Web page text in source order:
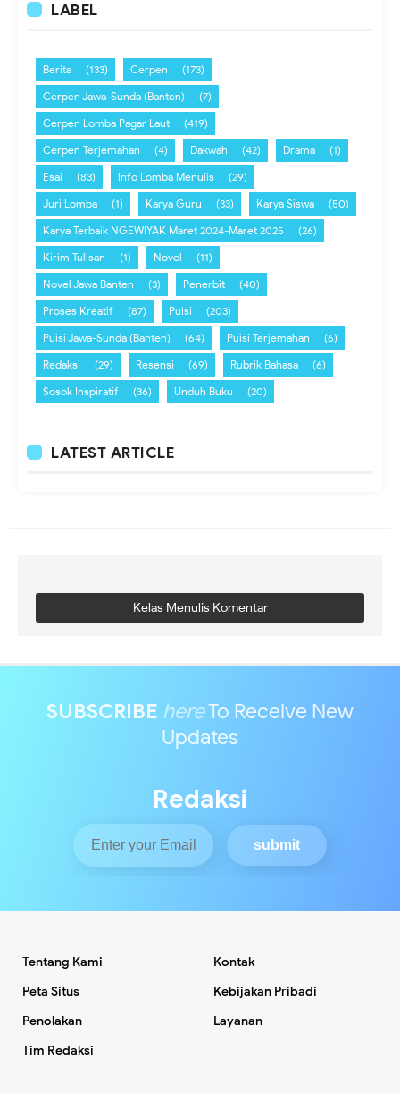
LABEL
Berita (133) Cerpen
(173)
Cerpen Jawa-Sunda (Banten)
(7)
Cerpen Lomba Pagar Laut
(419)
Cerpen Terjemahan
(4) Dakwah (42) Drama
(1)
Esai
(83) Info Lomba Menulis
(29)
Juri Lomba
(1) Karya Guru (33) Karya Siswa
(50)
Karya Terbaik NGEWIYAK Maret 2024-Maret 2025
(26)
Kirim Tulisan
(1) Novel
(11)
Novel Jawa Banten
(3) Penerbit
(40)
Proses Kreatif
(87) Puisi
(203)
Puisi Jawa-Sunda (Banten)
(64) Puisi Terjemahan
(6)
Redaksi
(29) Resensi (69) Rubrik Bahasa
(6)
Sosok Inspiratif
(36) Unduh Buku (20)
LATEST ARTICLE
Kelas Menulis Komentar
SUBSCRIBE hereTo Receive New
Updates
Redaksi
Tentang Kami
Kontak
Peta Situs
Kebijakan Pribadi
Penolakan
Layanan
Tim Redaksi